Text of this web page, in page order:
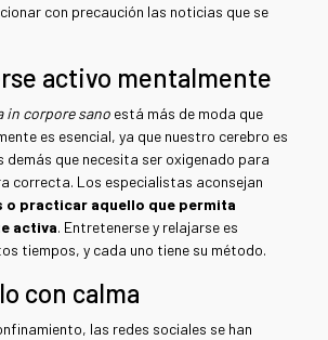
con precaución las noticias que se
activo mentalmente
in corpore sano está más de moda que
es esencial, ya que nuestro cerebro es
demás que necesita ser oxigenado para
correcta. Los especialistas aconsejan
o practicar aquello que permita
activa. Entretenerse y relajarse es
tiempos, y cada uno tiene su método.
con calma
las redes sociales se han